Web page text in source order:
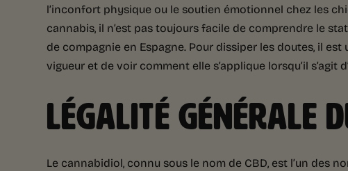
l’inconfort physique ou le soutien émotionnel chez les
cannabis, il n’est pas toujours facile de comprendre le
de compagnie en Espagne. Pour dissiper les doutes, il
vigueur et de voir comment elle s’applique lorsqu’il s’agit
LÉGALITÉ GÉNÉRALE
Le cannabidiol, connu sous le nom de CBD, est l’un des